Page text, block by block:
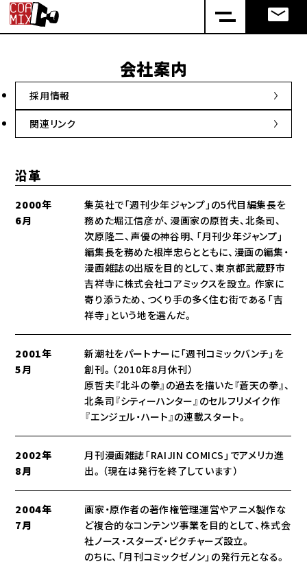
会社案内
採用情報
関連リンク
沿革
2000年
6月
集英社で「週刊少年ジャンプ」の5代目編集長を
務めた堀江信彦が、漫画家の原哲夫、北条司、
次原隆二、声優の神谷明、「月刊少年ジャンプ」
編集長を務めた根岸忠らとともに、漫画の編集・
漫画雑誌の出版を目的として、東京都武蔵野市
吉祥寺に株式会社コアミックスを設立。作家に
寄り添うため、つくり手の多く住む街である「吉
祥寺」という地を選んだ。
2001年
5月
新潮社をパートナーに「週刊コミックバンチ」を
創刊。（2010年8月休刊）
原哲夫『北斗の拳』の過去を描いた『蒼天の拳』、
北条司『シティーハンター』のセルフリメイク作
『エンジェル・ハート』の連載スタート。
2002年
8月
月刊漫画雑誌「RAIJIN COMICS」でアメリカ進
出。（現在は発行を終了しています）
2004年
7月
画家・原作者の著作権管理運営やアニメ製作な
ど複合的なコンテンツ事業を目的として、株式会
社ノース・スターズ・ピクチャーズ設立。
のちに、「月刊コミックゼノン」の発行元となる。